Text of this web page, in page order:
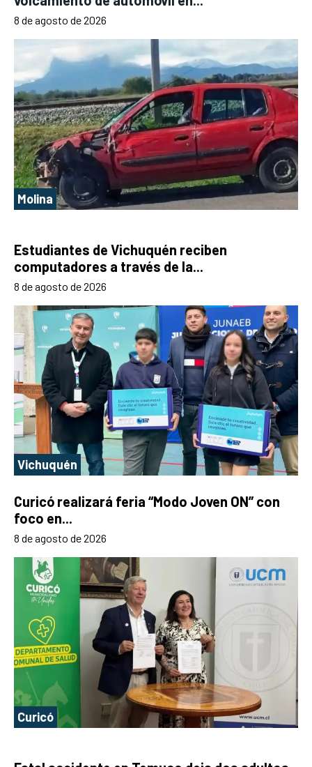
8 de agosto de 2026
Molina
Estudiantes de Vichuquén reciben
computadores a través de la...
8 de agosto de 2026
Vichuquén
Curicó realizará feria “Modo Joven ON” con
foco en...
8 de agosto de 2026
Curicó